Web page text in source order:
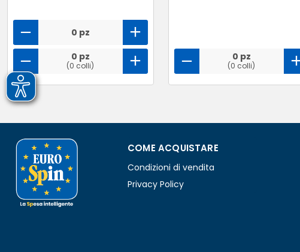
0 pz
0 pz
(0 colli)
0 pz
(0 colli)
COME ACQUISTARE
Condizioni di vendita
Privacy Policy